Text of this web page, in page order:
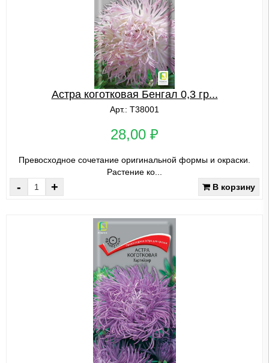
Астра коготковая Бенгал 0,3 гр...
Арт.: Т38001
28,00 ₽
Превосходное сочетание оригинальной формы и окраски.
Растение ко...
- + В корзину